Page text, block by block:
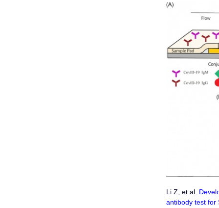
Li Z, et al.
antibody test for